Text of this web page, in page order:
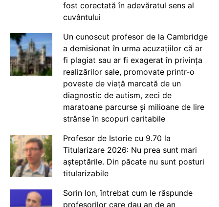
fost corectată în adevăratul sens al
cuvântului
Un cunoscut profesor de la Cambridge
a demisionat în urma acuzațiilor că ar
fi plagiat sau ar fi exagerat în privința
realizărilor sale, promovate printr-o
poveste de viață marcată de un
diagnostic de autism, zeci de
maratoane parcurse și milioane de lire
strânse în scopuri caritabile
Profesor de Istorie cu 9.70 la
Titularizare 2026: Nu prea sunt mari
așteptările. Din păcate nu sunt posturi
titularizabile
Sorin Ion, întrebat cum le răspunde
profesorilor care dau an de an